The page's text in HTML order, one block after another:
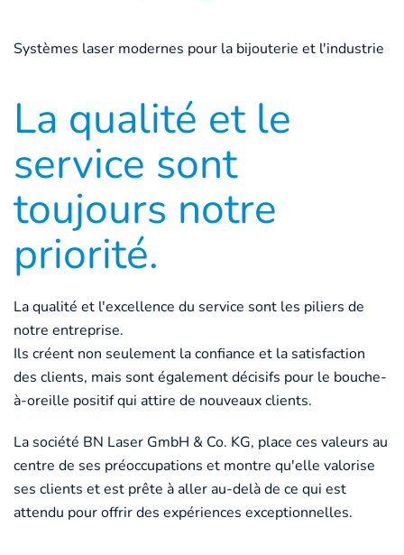
Systèmes laser modernes pour la bijouterie et l'industrie
La qualité et le
service sont
toujours notre
priorité.
La qualité et l'excellence du service sont les piliers de
notre entreprise.
Ils créent non seulement la confiance et la satisfaction
des clients, mais sont également décisifs pour le bouche-
à-oreille positif qui attire de nouveaux clients.
La société BN Laser GmbH & Co. KG, place ces valeurs au
centre de ses préoccupations et montre qu'elle valorise
ses clients et est prête à aller au-delà de ce qui est
attendu pour offrir des expériences exceptionnelles.